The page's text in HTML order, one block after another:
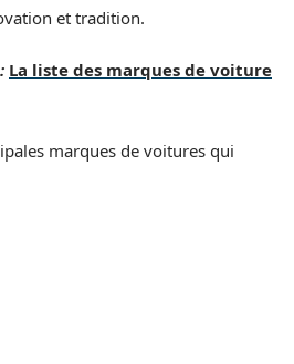
et tradition.
La liste des marques de voiture
marques de voitures qui